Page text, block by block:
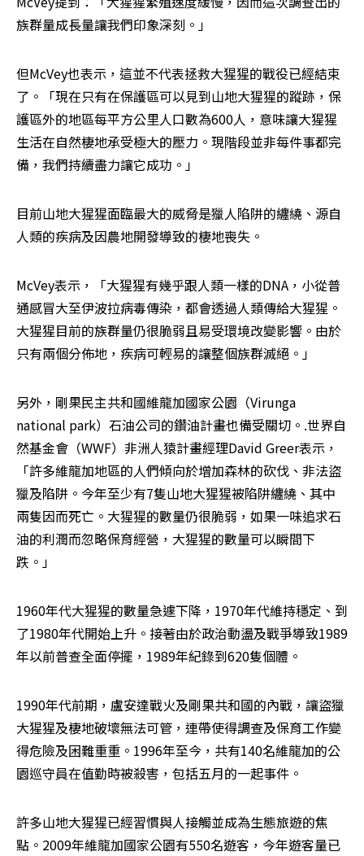
族群量成長量讓我們印象深刻。」
但McVey也表示，這並不代表拯救大猩猩的戰役已經結束
了。「現在只有在保護區可以見到山地大猩猩的蹤跡，保
護區外的地區每平方公里人口數為600人，意味讓大猩猩
生活在自然棲地承受極大的壓力。現階段並非每件事都完
備，我們持續盡力讓它成功。」
目前山地大猩猩面臨最大的威脅是獵人陷阱的纏繞、源自
人類的疾病及因農地開發導致的棲地喪失。
McVey表示，「大猩猩有幾乎跟人類一樣的DNA，小從普
通感冒大至伊波拉病毒傳染，都會透過人類傳給大猩猩。
大猩猩目前的族群量仍很脆弱且易受環境改變影響。由於
只有兩個分佈地，疾病可輕易的讓整個族群滅絕。」
另外，剛果民主共和國維龍加國家公園（Virunga
national park）石油公司的鑽油計畫也備受關切。.世界自
然基金會（WWF）非洲人猿計畫經理David Greer表示，
「許多維龍加地區的人們傾向於增加森林的砍伐、非法盜
獵及陷阱。今年至少有7隻山地大猩猩被陷阱纏繞、其中
兩隻因而死亡。大猩猩的數量仍很脆弱，如果一味追求石
油的利潤而忽略保育經營，大猩猩的數量可以瞬間下
跌。」
1960年代大猩猩的數量急遽下降，1970年代維持穩定、到
了1980年代開始上升。接著由於政治動盪及戰爭導致1989
年以前普查全面停擺，1989年紀錄到620隻個體。
1990年代前期，盧安達戰火及剛果共和國的內戰，讓盜獵
大猩猩及棲地破壞無法可管，連帶使得調查及保育工作變
得危險及困難重重。1996年至今，共有140名維龍加的公
園巡守員在值勤時被殺害，包括五月的一起事件。
許多山地大猩猩已經習慣與人接觸並成為生態旅遊的焦
點。2009年維龍加國家公園有550名遊客，今年遊客量已